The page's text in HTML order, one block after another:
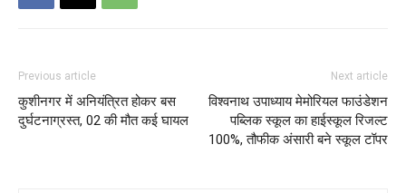
Previous article
कुशीनगर में अनियंत्रित होकर बस
दुर्घटनाग्रस्त, 02 की मौत कई घायल
Next article
विश्वनाथ उपाध्याय मेमोरियल फाउंडेशन
पब्लिक स्कूल का हाईस्कूल रिजल्ट
100%, तौफीक अंसारी बने स्कूल टॉपर